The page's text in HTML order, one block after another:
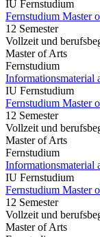
IU Fernstudium
Fernstudium Master
12 Semester
Vollzeit und
Master of Arts
Fernstudium
Informationsmaterial
IU Fernstudium
Fernstudium Master
12 Semester
Vollzeit und
Master of Arts
Fernstudium
Informationsmaterial
IU Fernstudium
Fernstudium Master
12 Semester
Vollzeit und
Master of Arts